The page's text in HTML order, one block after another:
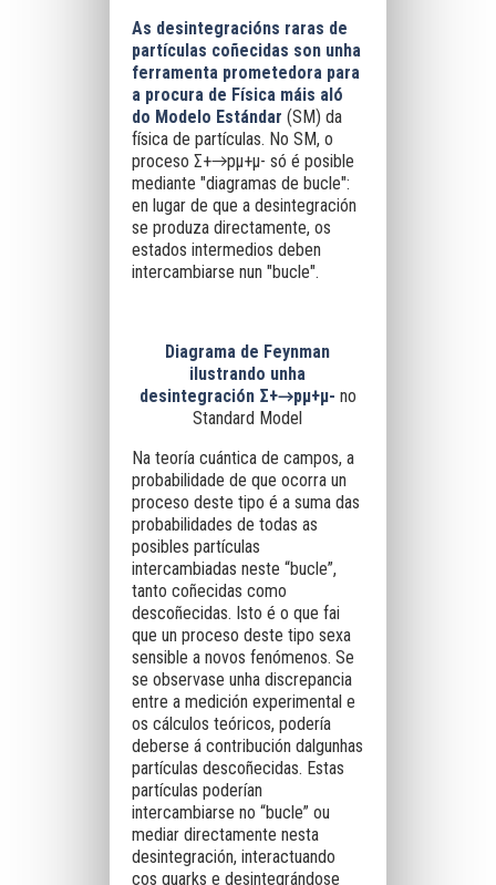
As desintegracións raras de
partículas coñecidas son unha
ferramenta prometedora para
a procura de Física máis aló
do Modelo Estándar (SM) da
física de partículas. No SM, o
proceso Σ+→pμ+μ- só é posible
mediante "diagramas de bucle":
en lugar de que a desintegración
se produza directamente, os
estados intermedios deben
intercambiarse nun "bucle".
Diagrama de Feynman
ilustrando unha
desintegración Σ+→pμ+μ- no
Standard Model
Na teoría cuántica de campos, a
probabilidade de que ocorra un
proceso deste tipo é a suma das
probabilidades de todas as
posibles partículas
intercambiadas neste “bucle”,
tanto coñecidas como
descoñecidas. Isto é o que fai
que un proceso deste tipo sexa
sensible a novos fenómenos. Se
se observase unha discrepancia
entre a medición experimental e
os cálculos teóricos, podería
deberse á contribución dalgunhas
partículas descoñecidas. Estas
partículas poderían
intercambiarse no “bucle” ou
mediar directamente nesta
desintegración, interactuando
cos quarks e desintegrándose